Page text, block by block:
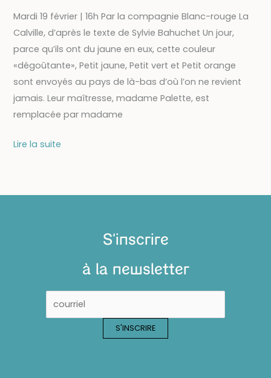
Mardi 19 février | 16h Par la compagnie Blanc-rouge La
Calville, d’après le texte de Sylvie Bahuchet Un jour,
parce qu’ils ont du jaune en eux, cette couleur
«dégoûtante», Petit jaune, Petit vert et Petit orange
sont envoyés au pays de là-bas d’où l’on ne revient
jamais. Leur maîtresse, madame Palette, est
remplacée par madame
19/02
MUSICAL
Lire la suite
S'inscrire
à la newsletter